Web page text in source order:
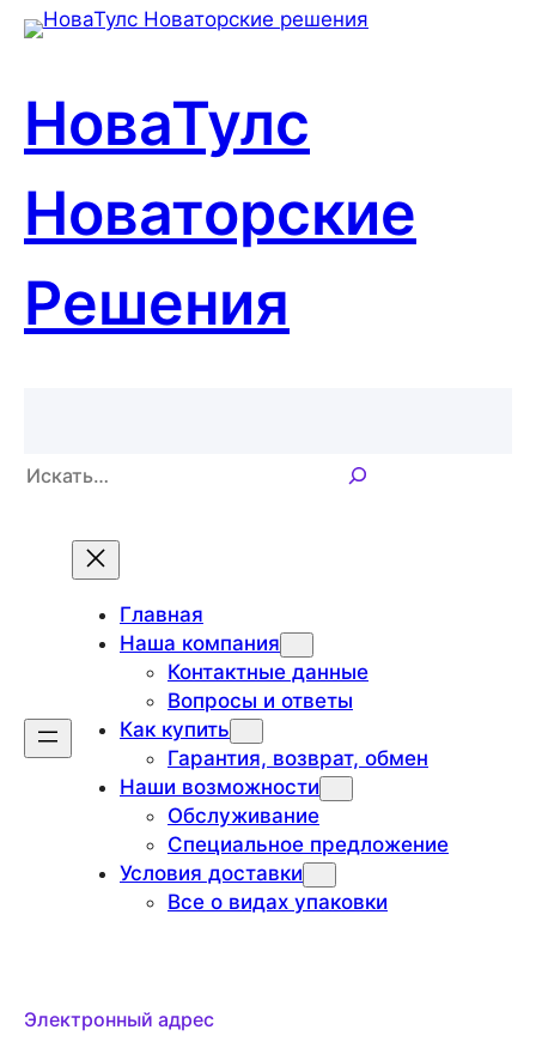
Перейти
НоваТулс
Новаторские
Решения
П
Главная
Наша компания
Контактные данные
Вопросы и ответы
Как купить
Гарантия, возврат, обмен
Наши возможности
Обслуживание
Специальное предложение
Условия доставки
Все о видах упаковки
Электронный адрес